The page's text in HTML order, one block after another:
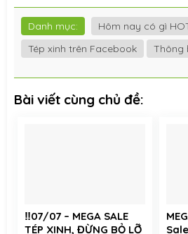
Danh mục: Hôm nay có gì
Tép xinh trên Facebook
Thông
Bài viết cùng chủ đề:
‼️07/07 – MEGA SALE
TÉP XINH, ĐỪNG BỎ LỠ